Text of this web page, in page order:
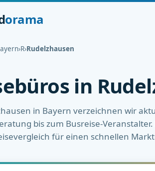
orama
›R›Rudelzhausen
in
in Bayern verzeichnen wir
bis zum Busreise-
für einen schnellen